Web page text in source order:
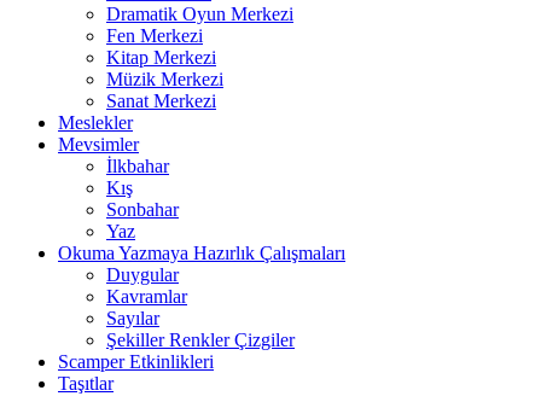
Dramatik Oyun Merkezi
Fen Merkezi
Kitap Merkezi
Müzik Merkezi
Sanat Merkezi
Meslekler
Mevsimler
İlkbahar
Kış
Sonbahar
Yaz
Okuma Yazmaya Hazırlık Çalışmaları
Duygular
Kavramlar
Sayılar
Şekiller Renkler Çizgiler
Scamper Etkinlikleri
Taşıtlar